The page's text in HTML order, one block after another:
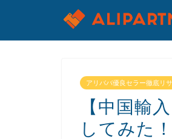
アリババ優良セラー徹底リ
【中国輸
してみた